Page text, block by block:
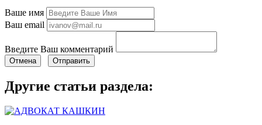
Ваше имя
Ваш email
Введите Ваш комментарий
Отмена Отправить
Другие статьи раздела: